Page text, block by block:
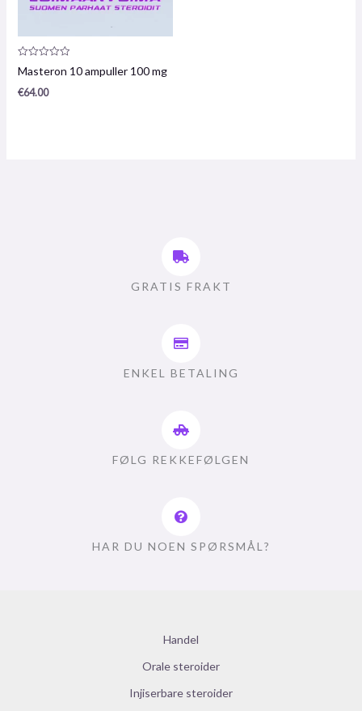
Produktanmeldelse:
0
5
Masteron 10 ampuller 100 mg
€64.00
GRATIS FRAKT
ENKEL BETALING
FØLG REKKEFØLGEN
HAR DU NOEN SPØRSMÅL?
Handel
Orale steroider
Injiserbare steroider